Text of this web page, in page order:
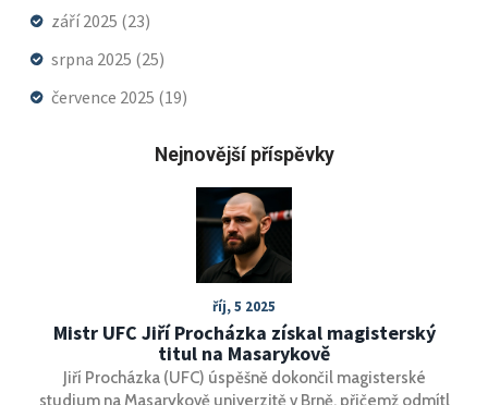
září 2025 (23)
srpna 2025 (25)
července 2025 (19)
Nejnovější příspěvky
říj, 5 2025
Mistr UFC Jiří Procházka získal magisterský
titul na Masarykově
Jiří Procházka (UFC) úspěšně dokončil magisterské
studium na Masarykově univerzitě v Brně, přičemž odmítl